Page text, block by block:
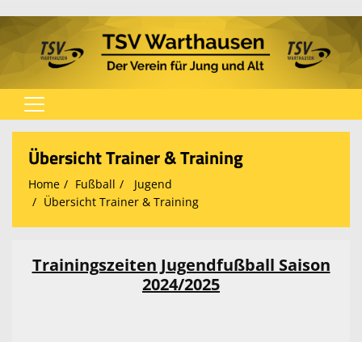
Home
Verein
Spielplan
Tischtennis
Übersicht Trainer & Training
Home Fußball
Jugend
Übersicht Trainer & Training
Trainingszeiten Jugendfußball Saison
2024/2025